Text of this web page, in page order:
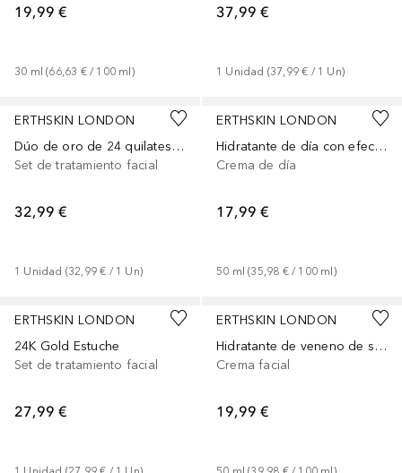
19,99 €
30 ml (66,63 € / 100 ml )
37,99 €
1 Unidad (37,99 € / 1 Un)
ERTHSKIN LONDON
Dúo de oro de 24 quilates y EGF Power
Set de tratamiento facial
32,99 €
1 Unidad (32,99 € / 1 Un)
ERTHSKIN LONDON
Hidratante de día con efecto celular EGF
Crema de día
17,99 €
50 ml (35,98 € / 100 ml )
ERTHSKIN LONDON
24K Gold Estuche
Set de tratamiento facial
27,99 €
ERTHSKIN LONDON
Hidratante de veneno de serpiente que rellena las arrugas
Crema facial
19,99 €